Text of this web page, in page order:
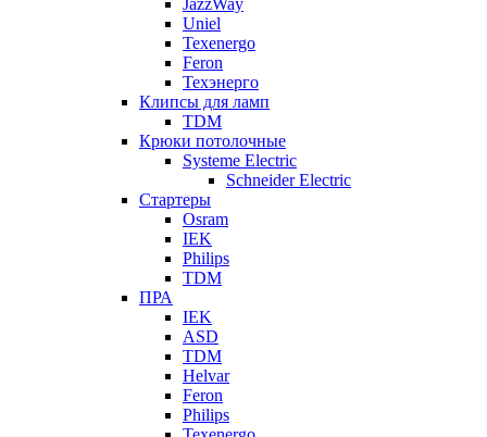
Uniel
Texenergo
Feron
Техэнерго
Клипсы для ламп
TDM
Крюки потолочные
Systeme Electric
Schneider Electric
Стартеры
Osram
IEK
Philips
TDM
ПРА
IEK
ASD
TDM
Helvar
Feron
Philips